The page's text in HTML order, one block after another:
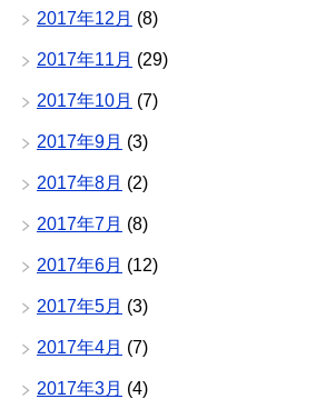
2017年12月 (8)
2017年11月 (29)
2017年10月 (7)
2017年9月 (3)
2017年8月 (2)
2017年7月 (8)
2017年6月 (12)
2017年5月 (3)
2017年4月 (7)
2017年3月 (4)